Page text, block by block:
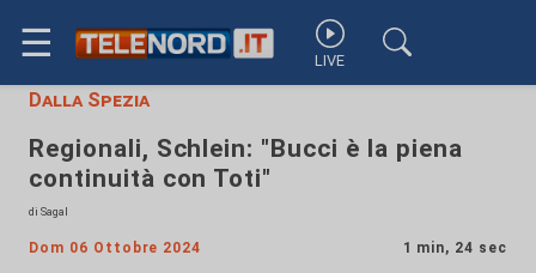
☰ LIVE
Dalla Spezia
Regionali, Schlein: "Bucci è la piena
continuità con Toti"
di Sagal
Dom 06 Ottobre 2024 1 min, 24 sec